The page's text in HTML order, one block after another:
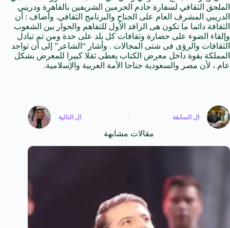
الملحق الثقافي لسفارة خادم الحرمين الشريفين بالقاهرة ودريبي
الدريبي المشرف العام على الجناح والبرنامج الثقافي. وأضاف : أن
الثقافة دائما ما تكون هى الرافد الأول للتفاهم والحوار بين الشعوب
وإلقاء الضوء على حضارة وثقافات كل بلد على حدة ومن ثم تبادل
الثقافات والرؤى فى شتى المجالات . وأشار “الشاعر” إلى أن تواجد
المملكة بقوة داخل معرض الكتاب يعطى ثقلا كبيرا للمعرض بشكل
عام ، لأن مصر والسعودية جناحا الأمة العربية والإسلامية.
ال السابقة ال التالية
مقالات مشابهة